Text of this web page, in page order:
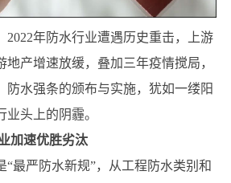
年防水行业遭遇历史重击，上游
地产增速放缓，叠加三年疫情搅局，
防水强条的颁布与实施，犹如一缕阳
头上的阴霾。
加速优胜劣汰
严防水新规”，从工程防水类别和